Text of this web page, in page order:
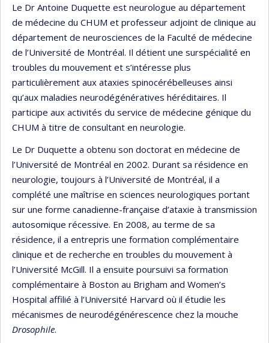
Le Dr Antoine Duquette est neurologue au département
de médecine du CHUM et professeur adjoint de clinique au
département de neurosciences de la Faculté de médecine
de l’Université de Montréal. Il détient une surspécialité en
troubles du mouvement et s’intéresse plus
particulièrement aux ataxies spinocérébelleuses ainsi
qu’aux maladies neurodégénératives héréditaires. Il
participe aux activités du service de médecine génique du
CHUM à titre de consultant en neurologie.
Le Dr Duquette a obtenu son doctorat en médecine de
l’Université de Montréal en 2002. Durant sa résidence en
neurologie, toujours à l’Université de Montréal, il a
complété une maîtrise en sciences neurologiques portant
sur une forme canadienne-française d’ataxie à transmission
autosomique récessive. En 2008, au terme de sa
résidence, il a entrepris une formation complémentaire
clinique et de recherche en troubles du mouvement à
l’Université McGill. Il a ensuite poursuivi sa formation
complémentaire à Boston au Brigham and Women’s
Hospital affilié à l’Université Harvard où il étudie les
mécanismes de neurodégénérescence chez la mouche
Drosophile.